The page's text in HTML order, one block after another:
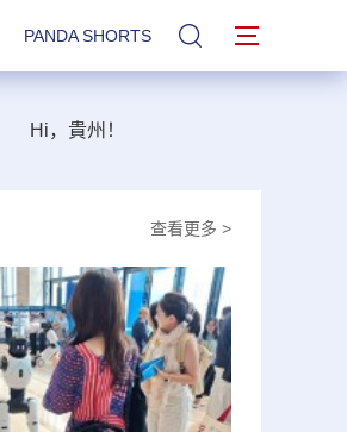
PANDA SHORTS 站內搜索
Hi，貴州！
查看更多 >